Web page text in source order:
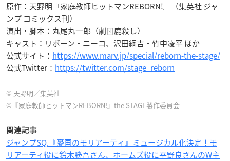
原作：天野明『家庭教師ヒットマンREBORN!』（集英社 ジャ
ンプ コミックス刊）
演出・脚本：丸尾丸一郎（劇団鹿殺し）
キャスト：リボーン・ニーコ、沢田綱吉・竹中凌平 ほか
公式サイト： https://www.marv.jp/special/reborn-the-stage/
公式Twitter： https://twitter.com/stage_reborn
© 天野明／集英社
©『家庭教師ヒットマンREBORN!』the STAGE製作委員会
関連記事
ジャンプSQ.『憂国のモリアーティ』ミュージカル化決定！モ
リアーティ役に鈴木勝吾さん、ホームズ役に平野良さんのW主